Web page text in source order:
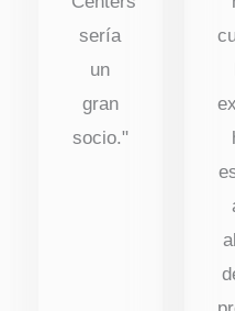
sería
un
gran
socio."